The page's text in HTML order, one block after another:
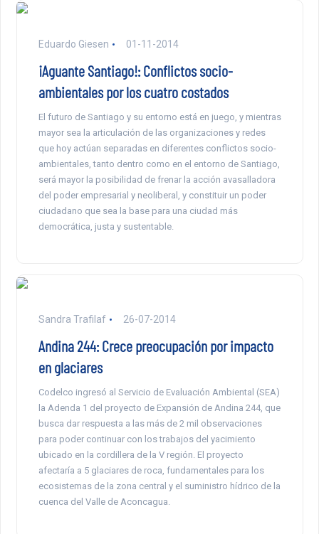
Eduardo Giesen 01-11-2014
¡Aguante Santiago!: Conflictos socio-
ambientales por los cuatro costados
El futuro de Santiago y su entorno está en juego, y mientras
mayor sea la articulación de las organizaciones y redes
que hoy actúan separadas en diferentes conflictos socio-
ambientales, tanto dentro como en el entorno de Santiago,
será mayor la posibilidad de frenar la acción avasalladora
del poder empresarial y neoliberal, y constituir un poder
ciudadano que sea la base para una ciudad más
democrática, justa y sustentable.
Sandra Trafilaf 26-07-2014
Andina 244: Crece preocupación por impacto
en glaciares
Codelco ingresó al Servicio de Evaluación Ambiental (SEA)
la Adenda 1 del proyecto de Expansión de Andina 244, que
busca dar respuesta a las más de 2 mil observaciones
para poder continuar con los trabajos del yacimiento
ubicado en la cordillera de la V región. El proyecto
afectaría a 5 glaciares de roca, fundamentales para los
ecosistemas de la zona central y el suministro hídrico de la
cuenca del Valle de Aconcagua.